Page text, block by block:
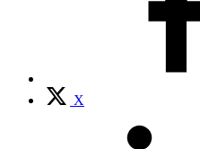
X